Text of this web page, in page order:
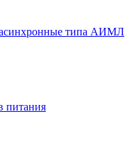
асинхронные типа АИМЛ
питания